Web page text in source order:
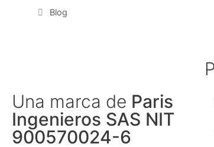
Blog
Una marca de Paris
Ingenieros SAS NIT
900570024-6